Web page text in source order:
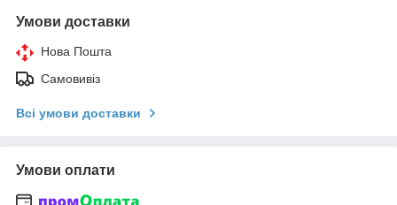
Умови доставки
Нова Пошта
Самовивіз
Всі умови доставки
Умови оплати